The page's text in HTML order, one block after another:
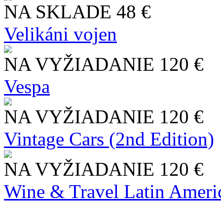
NA SKLADE 48 €
Velikáni vojen
NA VYŽIADANIE 120 €
Vespa
NA VYŽIADANIE 120 €
Vintage Cars (2nd Edition)
NA VYŽIADANIE 120 €
Wine & Travel Latin